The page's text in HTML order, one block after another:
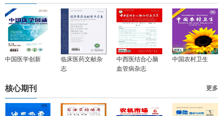
中国医学创新
临床医药文献杂
志
中西医结合心脑
血管病杂志
中国农村卫生
核心期刊 更多